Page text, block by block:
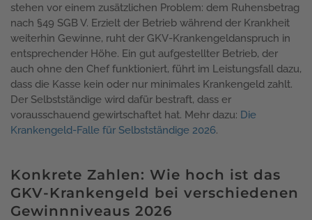
stehen vor einem zusätzlichen Problem: dem Ruhensbetrag
nach §49 SGB V. Erzielt der Betrieb während der Krankheit
weiterhin Gewinne, ruht der GKV-Krankengeldanspruch in
entsprechender Höhe. Ein gut aufgestellter Betrieb, der
auch ohne den Chef funktioniert, führt im Leistungsfall dazu,
dass die Kasse kein oder nur minimales Krankengeld zahlt.
Der Selbstständige wird dafür bestraft, dass er
vorausschauend gewirtschaftet hat. Mehr dazu: Die
Krankengeld-Falle für Selbstständige 2026.
Konkrete Zahlen: Wie hoch ist das
GKV-Krankengeld bei verschiedenen
Gewinnniveaus 2026